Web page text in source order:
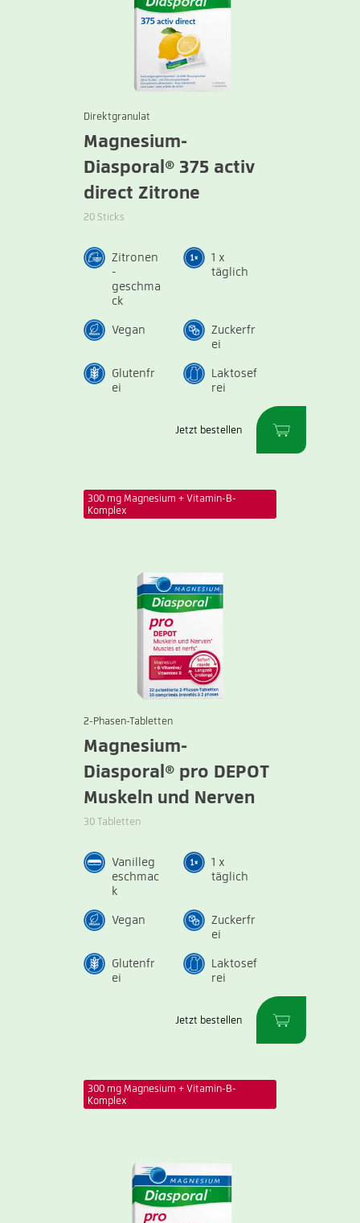
Direktgranulat
Magnesium-
Diasporal® 375 activ
direct Zitrone
20 Sticks
Zitronen
-
geschma
ck
1 x
täglich
Vegan
Zuckerfr
ei
Glutenfr
ei
Laktosef
rei
Jetzt bestellen
300 mg Magnesium + Vitamin-B-
Komplex
2-Phasen-Tabletten
Magnesium-
Diasporal® pro DEPOT
Muskeln und Nerven
30 Tabletten
Vanilleg
eschmac
k
1 x
täglich
Vegan
Zuckerfr
ei
Glutenfr
ei
Laktosef
rei
Jetzt bestellen
300 mg Magnesium + Vitamin-B-
Komplex